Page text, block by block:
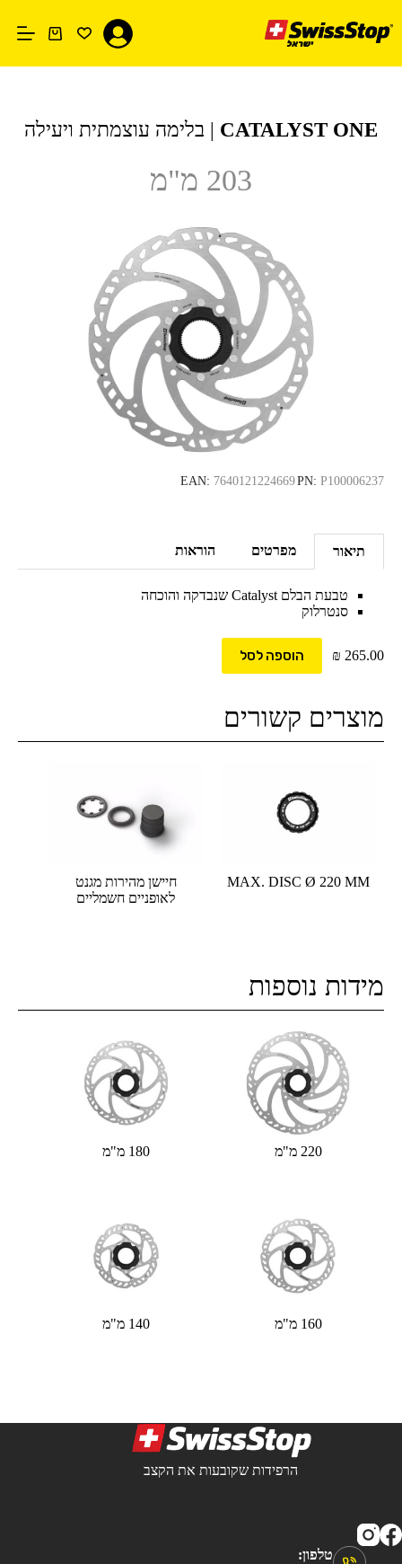
to
content
עגלת
CATALYST ONE | בלימה עוצמתית ויעילה
203 מ"מ
PN: P100006237
EAN: 7640121224669
תיאור מפרטים הוראות
טבעת הבלם Catalyst שנבדקה והוכחה
סנטרלוק
₪ 265.00 הוספה לסל
מוצרים קשורים
MAX. DISC Ø 220 MM
חיישן מהירות מגנט
לאופניים חשמליים
מידות נוספות
220 מ"מ 180 מ"מ
160 מ"מ 140 מ"מ
הרפידות שקובעות את הקצב
טלפון: